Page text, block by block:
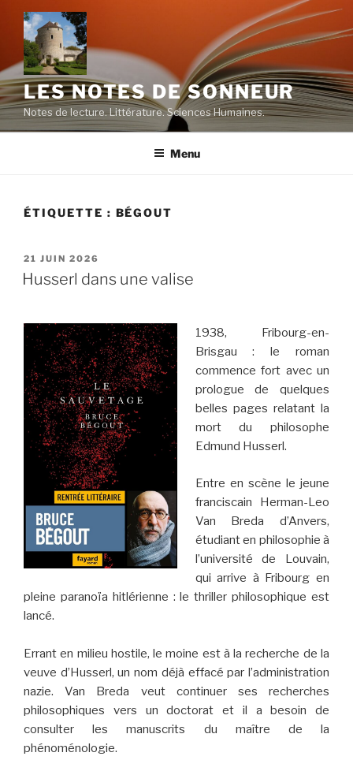
contenu
principal
LES NOTES DE SONNEUR
Notes de lecture. Littérature. Sciences Humaines.
Menu
ÉTIQUETTE : BÉGOUT
PUBLIÉ
LE
21 JUIN 2026
Husserl dans une valise
1938, Fribourg-en-
Brisgau : le roman
commence fort avec un
prologue de quelques
belles pages relatant la
mort du philosophe
Edmund Husserl.
Entre en scène le jeune
franciscain Herman-Leo
Van Breda d’Anvers,
étudiant en philosophie à
l’université de Louvain,
qui arrive à Fribourg en
pleine paranoïa hitlérienne : le thriller philosophique est
lancé.
Errant en milieu hostile, le moine est à la recherche de la
veuve d’Husserl, un nom déjà effacé par l’administration
nazie. Van Breda veut continuer ses recherches
philosophiques vers un doctorat et il a besoin de
consulter les manuscrits du maître de la
phénoménologie.